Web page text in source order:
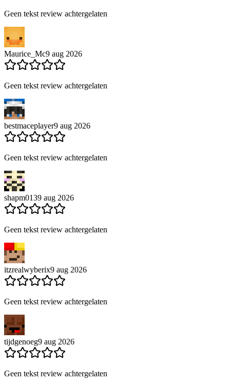
Geen tekst review achtergelaten
Maurice_Mc9 aug 2026
Geen tekst review achtergelaten
bestmaceplayer9 aug 2026
Geen tekst review achtergelaten
shapm0139 aug 2026
Geen tekst review achtergelaten
itzrealwyberix9 aug 2026
Geen tekst review achtergelaten
tijdgenoeg9 aug 2026
Geen tekst review achtergelaten